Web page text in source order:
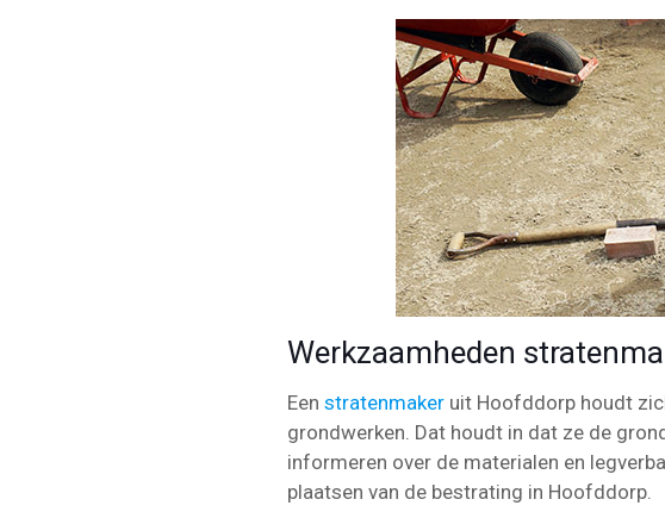
Werkzaamheden
Een stratenmakeruit Hoofddorp houdt
grondwerken. Dat houdt in dat ze de
informeren over de materialen en
plaatsen van de bestrating in Hoofddorp.